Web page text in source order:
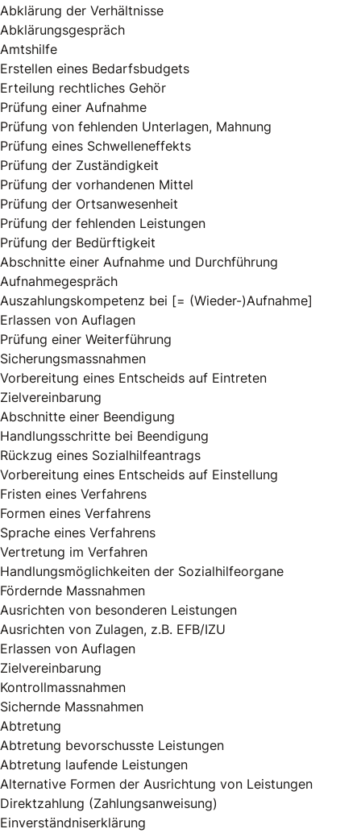
Abklärung der Verhältnisse
Abklärungsgespräch
Amtshilfe
Erstellen eines Bedarfsbudgets
Erteilung rechtliches Gehör
Prüfung einer Aufnahme
Prüfung von fehlenden Unterlagen, Mahnung
Prüfung eines Schwelleneffekts
Prüfung der Zuständigkeit
Prüfung der vorhandenen Mittel
Prüfung der Ortsanwesenheit
Prüfung der fehlenden Leistungen
Prüfung der Bedürftigkeit
Abschnitte einer Aufnahme und Durchführung
Aufnahmegespräch
Auszahlungskompetenz bei [= (Wieder-)Aufnahme]
Erlassen von Auflagen
Prüfung einer Weiterführung
Sicherungsmassnahmen
Vorbereitung eines Entscheids auf Eintreten
Zielvereinbarung
Abschnitte einer Beendigung
Handlungsschritte bei Beendigung
Rückzug eines Sozialhilfeantrags
Vorbereitung eines Entscheids auf Einstellung
Fristen eines Verfahrens
Formen eines Verfahrens
Sprache eines Verfahrens
Vertretung im Verfahren
Handlungsmöglichkeiten der Sozialhilfeorgane
Fördernde Massnahmen
Ausrichten von besonderen Leistungen
Ausrichten von Zulagen, z.B. EFB/IZU
Erlassen von Auflagen
Zielvereinbarung
Kontrollmassnahmen
Sichernde Massnahmen
Abtretung
Abtretung bevorschusste Leistungen
Abtretung laufende Leistungen
Alternative Formen der Ausrichtung von Leistungen
Direktzahlung (Zahlungsanweisung)
Einverständniserklärung